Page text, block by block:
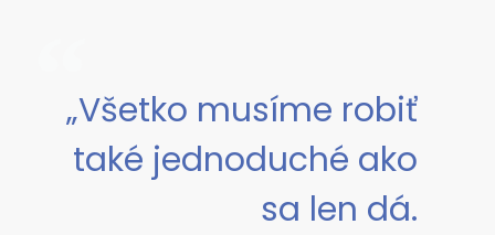
„Všetko musíme robiť
také jednoduché ako
sa len dá.